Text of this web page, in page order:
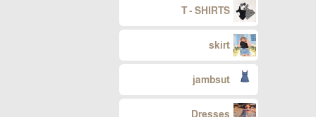
T - SHIRTS
skirt
jambsut
Dresses